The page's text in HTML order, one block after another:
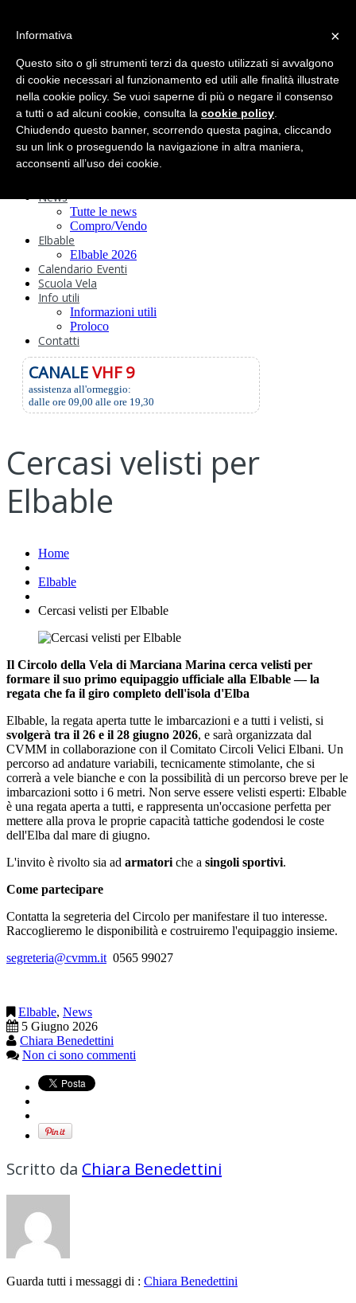
Circolo
Statuto e
Regolamenti
Storia
Ormeggi
Sede e Servizi
Attività
Safeguarding
News
Tutte le news
Compro/Vendo
Elbable
Elbable 2026
Calendario Eventi
Scuola Vela
Info utili
Informazioni utili
Proloco
Contatti
CANALEVHF 9
assistenza all'ormeggio:
dalle ore 09,00 alle ore 19,30
Cercasi velisti per
Elbable
Home
Elbable
Cercasi velisti per Elbable
Il Circolo della Vela di Marciana Marina cerca velisti per
formare il suo primo equipaggio ufficiale alla Elbable— la
regata che fa il giro completo dell'isola d'Elba
Elbable, la regata aperta tutte le imbarcazioni e a tutti i velisti, si
svolgerà tra il 26 e il 28 giugno 2026, e sarà organizzata dal
CVMM in collaborazione con il Comitato Circoli Velici Elbani. Un
percorso ad andature variabili, tecnicamente stimolante, che si
correrà a vele bianche e con la possibilità di un percorso breve per le
imbarcazioni sotto i 6 metri. Non serve essere velisti esperti: Elbable
è una regata aperta a tutti, e rappresenta un'occasione perfetta per
mettere alla prova le proprie capacità tattiche godendosi le coste
dell'Elba dal mare di giugno.
L'invito è rivolto sia ad armatori che a singoli sportivi.
Come partecipare
Contatta la segreteria del Circolo per manifestare il tuo interesse.
Raccoglieremo le disponibilità e costruiremo l'equipaggio insieme.
segreteria@cvmm.it 0565 99027
Elbable, News
5 Giugno 2026
Chiara Benedettini
Non ci sono commenti
Scritto da Chiara Benedettini
Guarda tutti i messaggi di : Chiara Benedettini
×
Informativa
Questo sito o gli strumenti terzi da questo utilizzati si avvalgono
di cookie necessari al funzionamento ed utili alle finalità illustrate
nella cookie policy. Se vuoi saperne di più o negare il consenso
a tutti o ad alcuni cookie, consulta la cookie policy
Chiudendo questo banner, scorrendo questa pagina, cliccando
su un link o proseguendo la navigazione in altra maniera,
acconsenti all’uso dei cookie.